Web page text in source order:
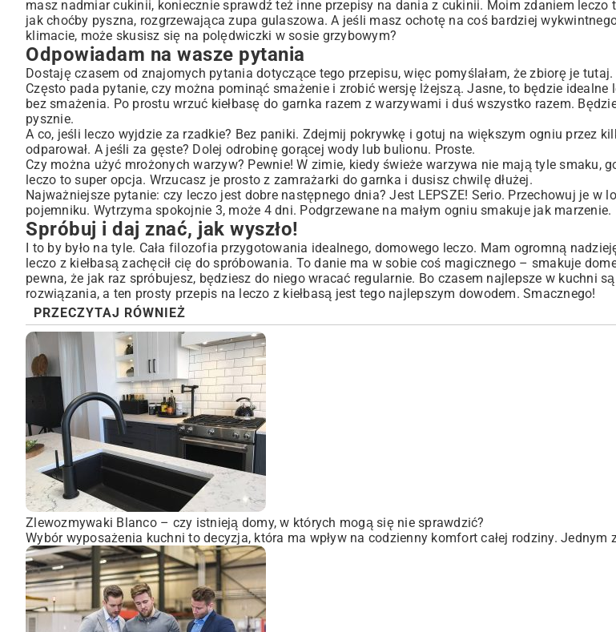
masz nadmiar cukinii, koniecznie sprawdź też inne przepisy na dania z cukinii. Moim zdaniem leczo
jak choćby pyszna, rozgrzewającazupa gulaszowa. A jeśli masz ochotę na coś bardziej
klimacie, może skusisz się na polędwiczki w sosie grzybowym?
Odpowiadam na wasze pytania
Dostaję czasem od znajomych pytania dotyczące tego przepisu, więc pomyślałam, że zbiorę je
Często pada pytanie, czy można pominąć smażenie i zrobić wersję lżejszą. Jasne, to będzie idealne
bez smażenia. Po prostu wrzuć kiełbasę do garnka razem z warzywami i duś wszystko razem.
pysznie.
A co, jeśli leczo wyjdzie za rzadkie? Bez paniki. Zdejmij pokrywkę i gotuj na większym ogniu przez
odparował. A jeśli za gęste? Dolej odrobinę gorącej wody lub bulionu. Proste.
Czy można użyć mrożonych warzyw? Pewnie! W zimie, kiedy świeże warzywa nie mają tyle smaku,
leczo to super opcja. Wrzucasz je prosto z zamrażarki do garnka i dusisz chwilę dłużej.
Najważniejsze pytanie: czy leczo jest dobre następnego dnia? Jest LEPSZE! Serio. Przechowuj je w
pojemniku. Wytrzyma spokojnie 3, może 4 dni. Podgrzewane na małym ogniu smakuje jak marzenie.
Spróbuj i daj znać, jak wyszło!
I to by było na tyle. Cała filozofia przygotowania idealnego, domowego leczo. Mam ogromną
leczo z kiełbasą zachęcił cię do spróbowania. To danie ma w sobie coś magicznego – smakuje
pewna, że jak raz spróbujesz, będziesz do niego wracać regularnie. Bo czasem najlepsze w kuchni
rozwiązania, a ten prosty przepis na leczo z kiełbasą jest tego najlepszym dowodem. Smacznego!
PRZECZYTAJ RÓWNIEŻ
Zlewozmywaki Blanco – czy istnieją domy, w których mogą się nie sprawdzić?
Wybór wyposażenia kuchni to decyzja, która ma wpływ na codzienny komfort całej rodziny. Jednym